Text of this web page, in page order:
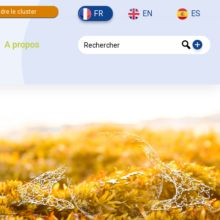
le cluster FR EN ES
A propos